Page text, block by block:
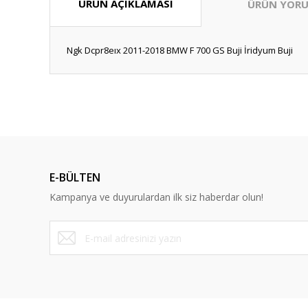
ÜRÜN AÇIKLAMASI ÜRÜN
Ngk Dcpr8eıx 2011-2018 BMW F 700 GS Buji İridyum Buji
Ürün bilgilerinde hatalar bulunuyor.
Ürün fiyatı diğer sitelerden daha pahalı.
Bu ürüne benzer farklı alternatifler olmalı.
E-BÜLTEN
Kampanya ve duyurulardan ilk siz haberdar olun!